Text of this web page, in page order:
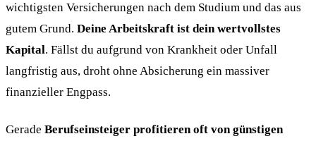
wichtigsten Versicherungen nach dem Studium und das aus
gutem Grund. Deine Arbeitskraft ist dein wertvollstes
Kapital. Fällst du aufgrund von Krankheit oder Unfall
langfristig aus, droht ohne Absicherung ein massiver
finanzieller Engpass.
Gerade Berufseinsteiger profitieren oft von günstigen